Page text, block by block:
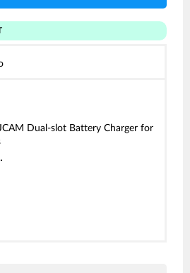
Dual-slot Battery Charger for